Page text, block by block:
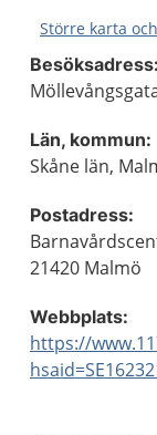
Större karta
Besöksadress:
Län, kommun:
Skåne län,
Postadress:
21420 Malmö
Webbplats:
https://